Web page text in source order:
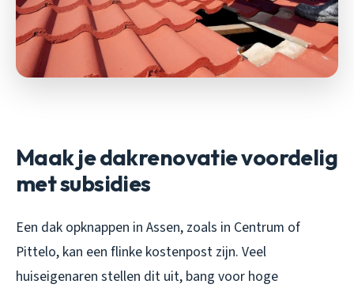
Maak je dakrenovatie voordelig
met subsidies
Een dak opknappen in Assen, zoals in Centrum of
Pittelo, kan een flinke kostenpost zijn. Veel
huiseigenaren stellen dit uit, bang voor hoge